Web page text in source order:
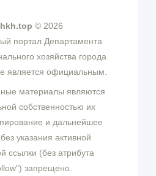
© 2026
портал Департамента
хозяйства города
является официальным.
материалы являются
собственностью их
и дальнейшее
указания активной
ссылки (без атрибута
запрещено.